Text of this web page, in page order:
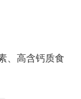
、高含钙质食